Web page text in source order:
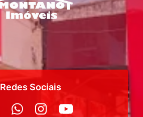
Redes Sociais